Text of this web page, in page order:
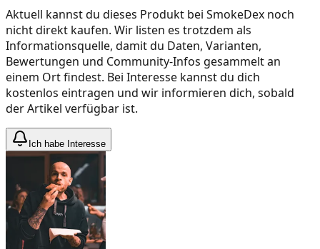
Aktuell kannst du dieses Produkt bei SmokeDex noch
nicht direkt kaufen. Wir listen es trotzdem als
Informationsquelle, damit du Daten, Varianten,
Bewertungen und Community-Infos gesammelt an
einem Ort findest. Bei Interesse kannst du dich
kostenlos eintragen und wir informieren dich, sobald
der Artikel verfügbar ist.
Ich habe Interesse